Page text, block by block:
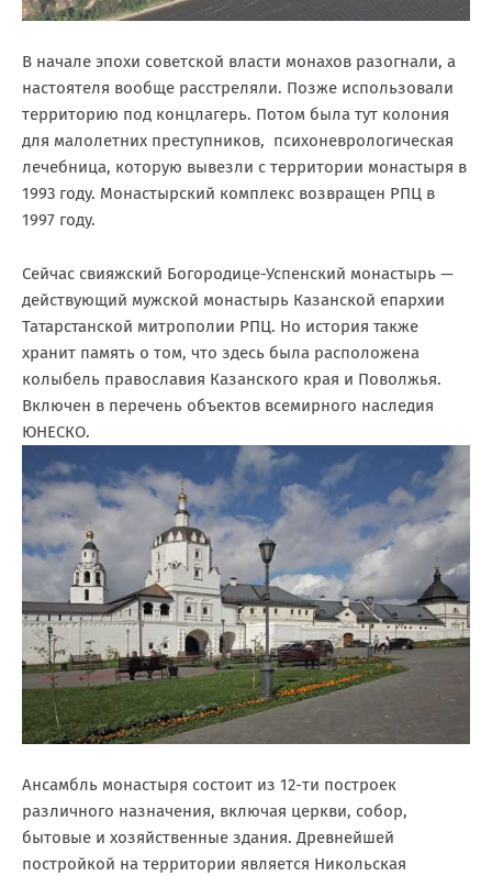
В начале эпохи советской власти монахов разогнали, а
настоятеля вообще расстреляли. Позже использовали
территорию под концлагерь. Потом была тут колония
для малолетних преступников, психоневрологическая
лечебница, которую вывезли с территории монастыря в
1993 году. Монастырский комплекс возвращен РПЦ в
1997 году.
Сейчас свияжский Богородице-Успенский монастырь —
действующий мужской монастырь Казанской епархии
Татарстанской митрополии РПЦ. Но история также
хранит память о том, что здесь была расположена
колыбель православия Казанского края и Поволжья.
Включен в перечень объектов всемирного наследия
ЮНЕСКО.
Ансамбль монастыря состоит из 12-ти построек
различного назначения, включая церкви, собор,
бытовые и хозяйственные здания. Древнейшей
постройкой на территории является Никольская